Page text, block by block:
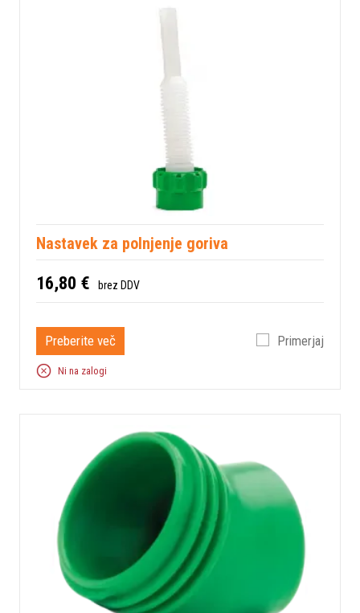
Nastavek za polnjenje goriva
16,80 € brez DDV
Preberite več Primerjaj
Ni na zalogi